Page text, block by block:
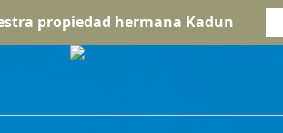
propiedad hermana Kadun